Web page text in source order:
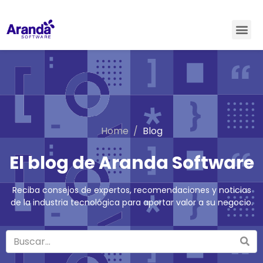
Home Blog
El blog de Aranda Software
Reciba consejos de expertos, recomendaciones y noticias
de la industria tecnológica para aportar valor a su negocio.